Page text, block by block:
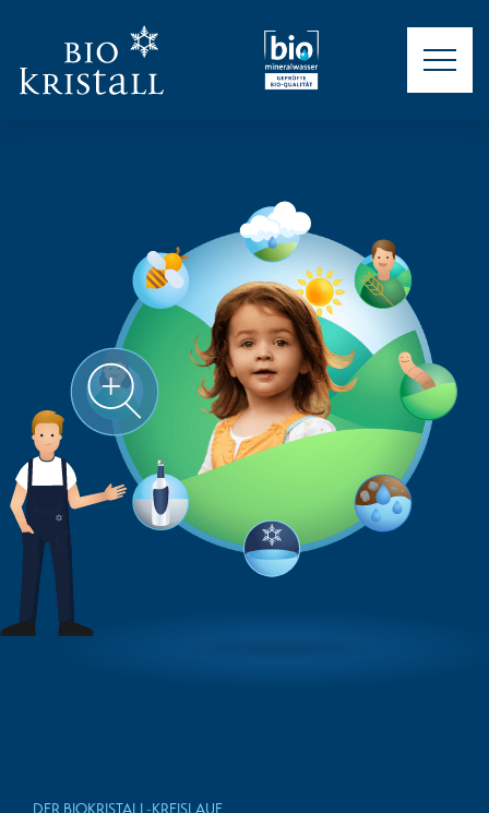
PRODUKTE
FAQ
DER BIOKRISTALL-KREISLAUF